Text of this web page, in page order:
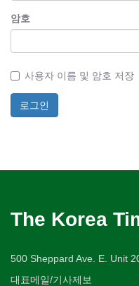
암호
사용자 이름 및 암호 저장
The Korea
500 Sheppard Ave. E. Unit
대표메일/기사제보